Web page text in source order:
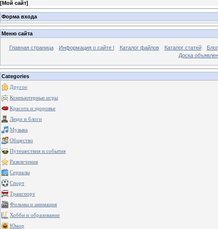
[Мой сайт]
Форма входа
Меню сайта
Главная страница Информация о сайте ! Каталог файлов Каталог статей
Блог
Доска
Categories
Другое
Компьютерные игры
Красота и здоровье
Люди и блоги
Музыка
Общество
Путешествия и события
Развлечения
Сериалы
Спорт
Транспорт
Фильмы и анимация
Хобби и образование
Юмор